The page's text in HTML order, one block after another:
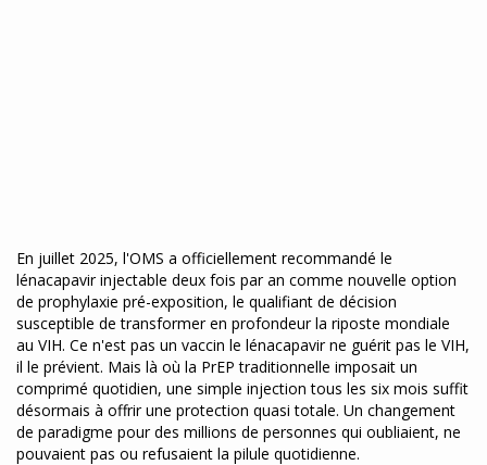
En juillet 2025, l'OMS a officiellement recommandé le
lénacapavir injectable deux fois par an comme nouvelle option
de prophylaxie pré-exposition, le qualifiant de décision
susceptible de transformer en profondeur la riposte mondiale
au VIH. Ce n'est pas un vaccin le lénacapavir ne guérit pas le VIH,
il le prévient. Mais là où la PrEP traditionnelle imposait un
comprimé quotidien, une simple injection tous les six mois suffit
désormais à offrir une protection quasi totale. Un changement
de paradigme pour des millions de personnes qui oubliaient, ne
pouvaient pas ou refusaient la pilule quotidienne.